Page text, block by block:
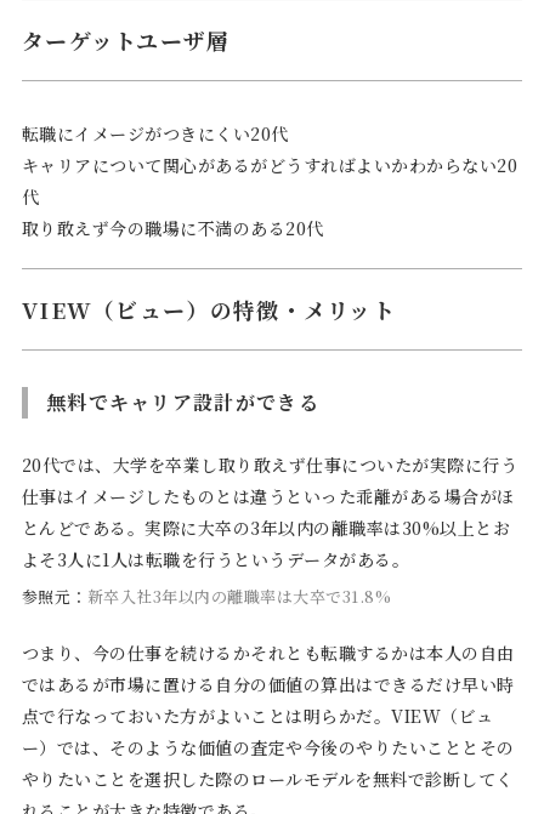
ターゲットユーザ層
転職にイメージがつきにくい20代
キャリアについて関心があるがどうすればよいかわからない20
代
取り敢えず今の職場に不満のある20代
VIEW（ビュー）の特徴・メリット
無料でキャリア設計ができる
20代では、大学を卒業し取り敢えず仕事についたが実際に行う
仕事はイメージしたものとは違うといった乖離がある場合がほ
とんどである。実際に大卒の3年以内の離職率は30%以上とお
よそ3人に1人は転職を行うというデータがある。
参照元： 新卒入社3年以内の離職率は大卒で31.8%
つまり、今の仕事を続けるかそれとも転職するかは本人の自由
ではあるが市場に置ける自分の価値の算出はできるだけ早い時
点で行なっておいた方がよいことは明らかだ。VIEW（ビュ
ー）では、そのような価値の査定や今後のやりたいこととその
やりたいことを選択した際のロールモデルを無料で診断してく